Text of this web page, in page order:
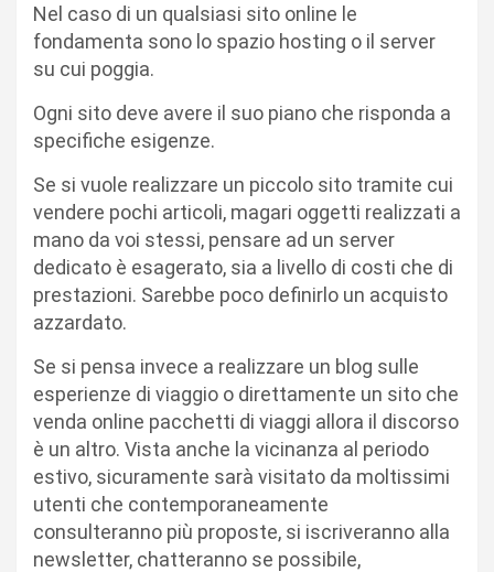
Nel caso di un qualsiasi sito online le
fondamenta sono lo spazio hosting o il server
su cui poggia.
Ogni sito deve avere il suo piano che risponda a
specifiche esigenze.
Se si vuole realizzare un piccolo sito tramite cui
vendere pochi articoli, magari oggetti realizzati a
mano da voi stessi, pensare ad un server
dedicato è esagerato, sia a livello di costi che di
prestazioni. Sarebbe poco definirlo un acquisto
azzardato.
Se si pensa invece a realizzare un blog sulle
esperienze di viaggio o direttamente un sito che
venda online pacchetti di viaggi allora il discorso
è un altro. Vista anche la vicinanza al periodo
estivo, sicuramente sarà visitato da moltissimi
utenti che contemporaneamente
consulteranno più proposte, si iscriveranno alla
newsletter, chatteranno se possibile,